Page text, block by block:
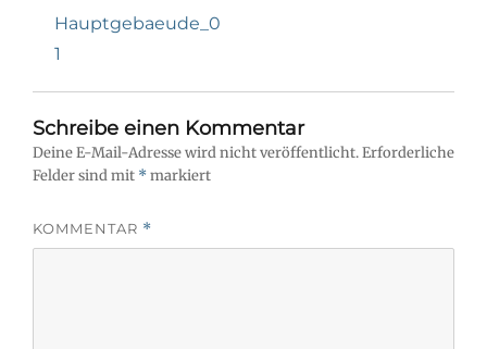
Navigation
Previous
post:
Hauptgebaeude_0
1
Schreibe einen Kommentar
Deine E-Mail-Adresse wird nicht veröffentlicht.Erforderliche
Felder sind mit *markiert
KOMMENTAR *